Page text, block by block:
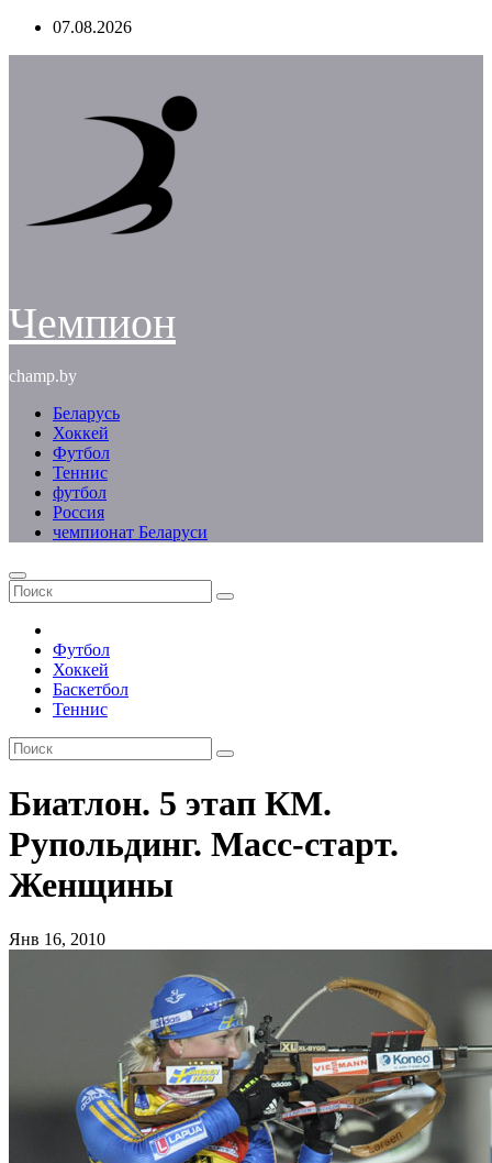
Перейти07.08.2026
Чемпион
champ.by
Беларусь
Хоккей
Футбол
Теннис
футбол
Россия
чемпионат Беларуси
Футбол
Хоккей
Баскетбол
Теннис
Биатлон. 5 этап КМ.
Рупольдинг. Масс-старт.
Женщины
Янв 16, 2010